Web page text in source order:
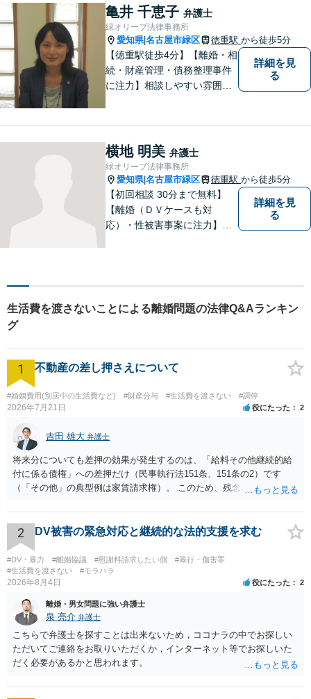
バー等の情報問題にも意欲高
く取り組みます。お困りごと
があれば。お気軽にご相談く
ださい。
亀井 千恵子 弁護士
緑オリーブ法律事務所
愛知県|名古屋市緑区 徳重駅 から徒歩5分
【徳重駅徒歩4分】【離婚・相
続・財産管理・債務整理事件
に注力】相談しやすい雰囲気
詳細を見
る
横地 明美 弁護士
緑オリーブ法律事務所
愛知県|名古屋市緑区 徳重駅 から徒歩5分
【初回相談 30分まで無料】
【離婚（ＤＶケースも対
応）・性被害事案に注力】
詳細を見
る
生活費を渡さないことによる離婚問題の法律Q&Aランキン
グ
1 不動産の差し押さえについて
#婚姻費用(別居中の生活費など) #財産分与 #生活費を渡さない #調停
2026年7月21日 役にたった 2
吉田 雄大 弁護士
将来分についても差押の効果が発生するのは、「給料その他継続的給
付に係る債権」への差押だけ（民事執行法151条、151条の2）です
（「その他」の典型例は家賃請求権）。 このため、残念ながらお答え
のみが配当の対象です。
2 DV被害の緊急対応と継続的な法的支援を求む
#DV・暴力 #離婚協議 #慰謝料請求したい側
#暴行・傷害罪
#生活費を渡さない
#モラハラ
2026年8月4日 役にたった 2
離婚・男女問題に強い弁護士
泉 亮介 弁護士
こちらで弁護士を探すことは出来ないため，ココナラの中でお探しい
ただいてご連絡をお取りいただくか，インターネット等でお探しいた
だく必要があるかと思われます。